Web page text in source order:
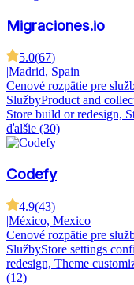
Migraciones.io
5.0(67)
|Madrid, Spain
Cenové rozpätie pre
SlužbyProduct and
Store build or redesign,
ďalšie (30)
Codefy
4.9(43)
|México, Mexico
Cenové rozpätie pre
SlužbyStore settings
redesign, Theme
(12)